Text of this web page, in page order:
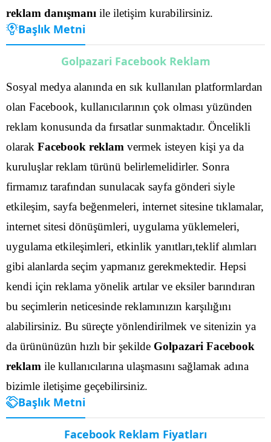
reklam danışmanı ile iletişim kurabilirsiniz.
Başlık Metni
Golpazari Facebook Reklam
Sosyal medya alanında en sık kullanılan platformlardan
olan Facebook, kullanıcılarının çok olması yüzünden
reklam konusunda da fırsatlar sunmaktadır. Öncelikli
olarak Facebook reklam vermek isteyen kişi ya da
kuruluşlar reklam türünü belirlemelidirler. Sonra
firmamız tarafından sunulacak sayfa gönderi siyle
etkileşim, sayfa beğenmeleri, internet sitesine tıklamalar,
internet sitesi dönüşümleri, uygulama yüklemeleri,
uygulama etkileşimleri, etkinlik yanıtları,teklif alımları
gibi alanlarda seçim yapmanız gerekmektedir. Hepsi
kendi için reklama yönelik artılar ve eksiler barındıran
bu seçimlerin neticesinde reklamınızın karşılığını
alabilirsiniz. Bu süreçte yönlendirilmek ve sitenizin ya
da ürününüzün hızlı bir şekilde Golpazari Facebook
reklam ile kullanıcılarına ulaşmasını sağlamak adına
bizimle iletişime geçebilirsiniz.
Başlık Metni
Facebook Reklam Fiyatları